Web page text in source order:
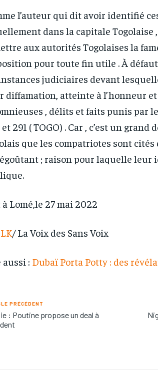
l’auteur qui dit avoir identifié
dans la capitale
aux autorités Togolaises la
pour toute fin utile . À
judiciaires devant
diffamation, atteinte à l’honneur
, délits et faits punis par
291 ( TOGO) . Car , c’est un
que les compatriotes sont
; raison pour laquelle leur
Lomé,le 27 mai 2022
/ La Voix des Sans Voix
: Dubaï Porta Potty : des
PRÉCÉDENT
: Poutine propose un deal à